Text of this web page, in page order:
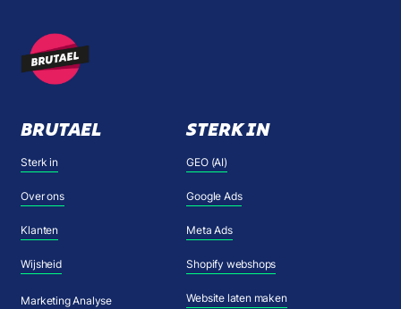
BRUTAEL
Sterk in
Over ons
Klanten
Wijsheid
Marketing Analyse
STERK IN
GEO (AI)
Google Ads
Meta Ads
Shopify webshops
Website laten maken